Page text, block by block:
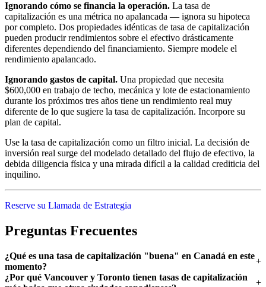
Ignorando cómo se financia la operación. La tasa de
capitalización es una métrica no apalancada — ignora su hipoteca
por completo. Dos propiedades idénticas de tasa de capitalización
pueden producir rendimientos sobre el efectivo drásticamente
diferentes dependiendo del financiamiento. Siempre modele el
rendimiento apalancado.
Ignorando gastos de capital. Una propiedad que necesita
$600,000 en trabajo de techo, mecánica y lote de estacionamiento
durante los próximos tres años tiene un rendimiento real muy
diferente de lo que sugiere la tasa de capitalización. Incorpore su
plan de capital.
Use la tasa de capitalización como un filtro inicial. La decisión de
inversión real surge del modelado detallado del flujo de efectivo, la
debida diligencia física y una mirada difícil a la calidad crediticia del
inquilino.
Reserve su Llamada de Estrategia
Preguntas Frecuentes
¿Qué es una tasa de capitalización "buena" en Canadá en este
momento?
¿Por qué Vancouver y Toronto tienen tasas de capitalización